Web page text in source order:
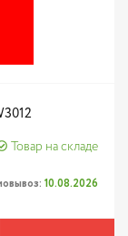
Товар на складе
10.08.2026